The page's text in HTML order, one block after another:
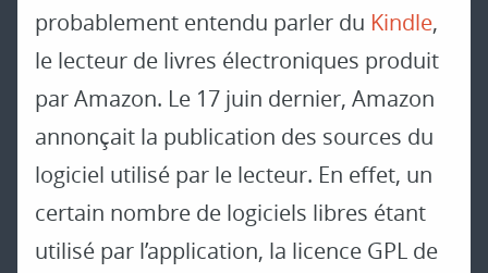
probablement entendu parler du Kindle,
le lecteur de livres électroniques produit
par Amazon. Le 17 juin dernier, Amazon
annonçait la publication des sources du
logiciel utilisé par le lecteur. En effet, un
certain nombre de logiciels libres étant
utilisé par l’application, la licence GPL de